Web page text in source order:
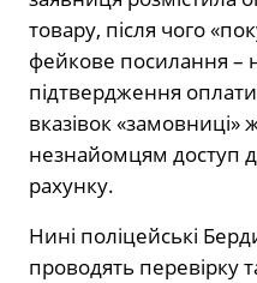
товару, після чого
фейкове посилання –
підтвердження
вказівок «замовниці»
незнайомцям доступ
рахунку.
Нині поліцейські
проводять перевірку